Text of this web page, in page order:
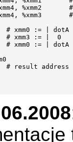
%xmm2
%xmm3
# xmm0 := | dotA
# xmm3 := |  0
# xmm0 := | dotA
# result address